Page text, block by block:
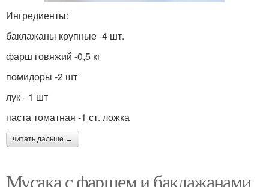
Ингредиенты:
баклажаны крупные -4 шт.
фарш говяжий -0,5 кг
помидоры -2 шт
лук - 1 шт
паста томатная -1 ст. ложка
читать дальше →
Мусака с фаршем и баклажанами